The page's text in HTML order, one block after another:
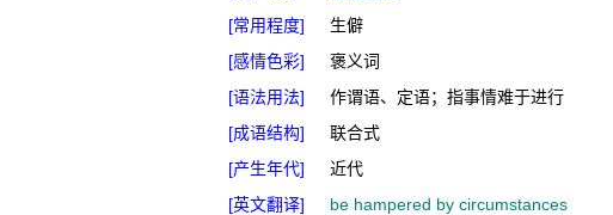
[常用程度]
生僻
[感情色彩]
褒义词
[语法用法]
作谓语、定语；指事情难于进行
[成语结构]
联合式
[产生年代]
近代
[英文翻译]
be hampered by circumstances